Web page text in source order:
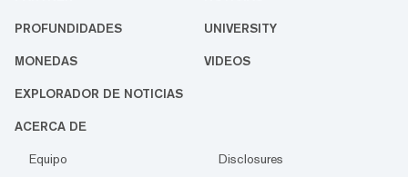
PROFUNDIDADES UNIVERSITY
MONEDAS VIDEOS
EXPLORADOR DE NOTICIAS
ACERCA DE
Equipo Disclosures